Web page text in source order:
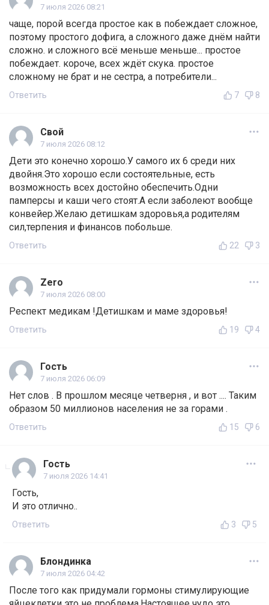
7 июля 2026 08:21
чаще, порой всегда простое как в побеждает сложное,
поэтому простого дофига, а сложного даже днём найти
сложно. и сложного всё меньше меньше... простое
побеждает. короче, всех ждёт скука. простое
сложному не брат и не сестра, а потребители...
Ответить 7 8
Свой
7 июля 2026 08:12
Дети это конечно хорошо.У самого их 6 среди них
двойня.Это хорошо если состоятельные, есть
возможность всех достойно обеспечить.Одни
памперсы и каши чего стоят.А если заболеют вообще
конвейер.Желаю детишкам здоровья,а родителям
сил,терпения и финансов побольше.
Ответить 22 3
Zero
7 июля 2026 08:00
Респект медикам !Детишкам и маме здоровья!
Ответить 19 4
Гость
7 июля 2026 06:09
Нет слов . В прошлом месяце четверня , и вот .... Таким
образом 50 миллионов населения не за горами .
Ответить 15 6
Гость
7 июля 2026 14:41
Гость,
И это отлично..
Ответить 3 5
Блондинка
7 июля 2026 04:42
После того как придумали гормоны стимулирующие